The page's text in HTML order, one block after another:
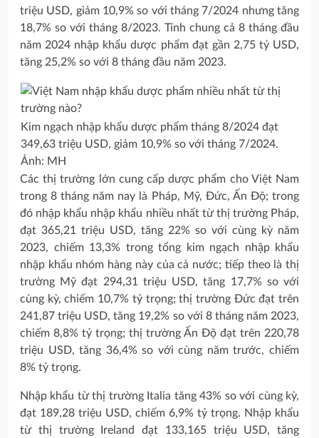
triệu USD, giảm 10,9% so với tháng 7/2024 nhưng tăng
18,7% so với tháng 8/2023. Tính chung cả 8 tháng đầu
năm 2024 nhập khẩu dược phẩm đạt gần 2,75 tỷ USD,
tăng 25,2% so với 8 tháng đầu năm 2023.
Kim ngạch nhập khẩu dược phẩm tháng 8/2024 đạt
349,63 triệu USD, giảm 10,9% so với tháng 7/2024.
Ảnh: MH
Các thị trường lớn cung cấp dược phẩm cho Việt Nam
trong 8 tháng năm nay là Pháp, Mỹ, Đức, Ấn Độ; trong
đó nhập khẩu nhập khẩu nhiều nhất từ thị trường Pháp,
đạt 365,21 triệu USD, tăng 22% so với cùng kỳ năm
2023, chiếm 13,3% trong tổng kim ngạch nhập khẩu
nhập khẩu nhóm hàng này của cả nước; tiếp theo là thị
trường Mỹ đạt 294,31 triệu USD, tăng 17,7% so với
cùng kỳ, chiếm 10,7% tỷ trọng; thị trường Đức đạt trên
241,87 triệu USD, tăng 19,2% so với 8 tháng năm 2023,
chiếm 8,8% tỷ trọng; thị trường Ấn Độ đạt trên 220,78
triệu USD, tăng 36,4% so với cùng năm trước, chiếm
8% tỷ trọng.
Nhập khẩu từ thị trường Italia tăng 43% so với cùng kỳ,
đạt 189,28 triệu USD, chiếm 6,9% tỷ trọng. Nhập khẩu
từ thị trường Ireland đạt 133,165 triệu USD, tăng